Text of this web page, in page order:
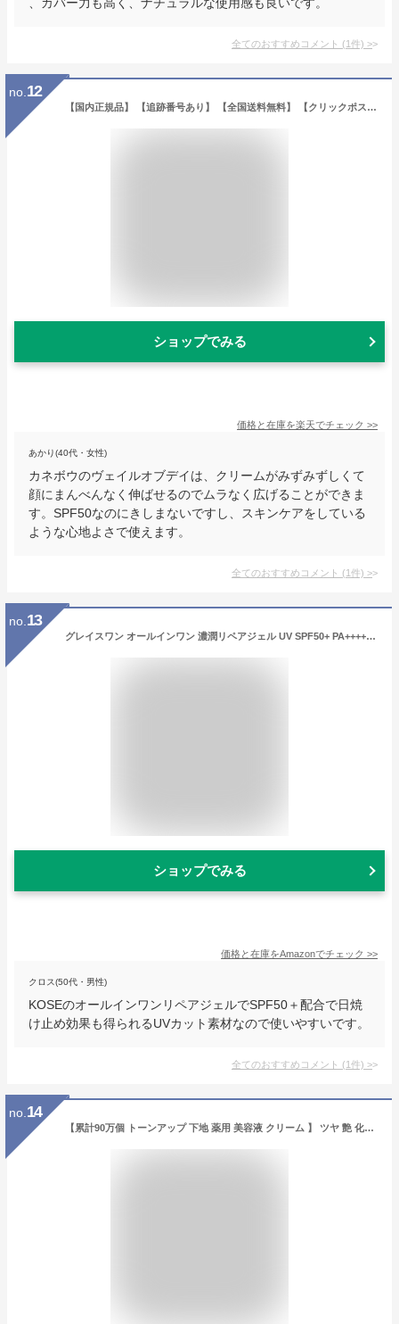
全てのおすすめコメント (1件) >
no. 12
【国内正規品】 【追跡番号あり】 【全国送料無料】 【クリックポスト（ポスト投函）配送】 【二個購入100円off】 Kanebo カネボウ ヴェイル オブ デイ 40g 新発売 UV美容液 SPF50・PA+++ みずみずしい ツヤ感 継続補水 日焼け止め UV 美容液
ショップでみる
価格と在庫を楽天でチェック >>
あかり(40代・女性)
カネボウのヴェイルオブデイは、クリームがみずみずしくて
顔にまんべんなく伸ばせるのでムラなく広げることができま
す。SPF50なのにきしまないですし、スキンケアをしている
ような心地よさで使えます。
全てのおすすめコメント (1件) >
no. 13
グレイスワン オールインワン 濃潤リペアジェル UV SPF50+ PA++++ 100g コラーゲン レチノール ビタミンC 配合 エイジングケア シミ 紫外線対策 + 鼻用角栓パック1枚おまけ付 KOSE
ショップでみる
価格と在庫をAmazonでチェック >>
クロス(50代・男性)
KOSEのオールインワンリペアジェルでSPF50＋配合で日焼
け止め効果も得られるUVカット素材なので使いやすいです。
全てのおすすめコメント (1件) >
no. 14
【累計90万個 トーンアップ 下地 薬用 美容液 クリーム 】 ツヤ 艶 化粧下地 UV 日焼け止め 保湿 無添加 ノンケミカル ナイアシンアミド トラネキサム酸 スキンケア 崩れない 乾燥肌 敏感肌 ピンク ノーファンデ 毛穴 シミ シワ アンジエンド ノーカラーメイクUV